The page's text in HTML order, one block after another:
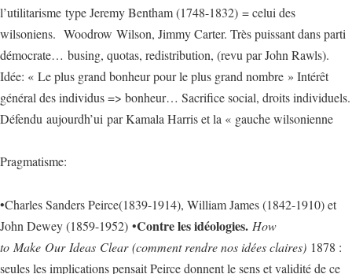
l’utilitarisme type Jeremy Bentham (1748-1832) = celui des
wilsoniens. Woodrow Wilson, Jimmy Carter. Très puissant dans parti
démocrate… busing, quotas, redistribution, (revu par John Rawls).
Idée: « Le plus grand bonheur pour le plus grand nombre » Intérêt
général des individus => bonheur… Sacrifice social, droits individuels.
Défendu aujourdh’ui par Kamala Harris et la « gauche wilsonienne
Pragmatisme:
•Charles Sanders Peirce(1839-1914), William James (1842-1910) et
John Dewey (1859-1952) •Contre les idéologies. How
to Make Our Ideas Clear (comment rendre nos idées claires) 1878 :
seules les implications pensait Peirce donnent le sens et validité de ce